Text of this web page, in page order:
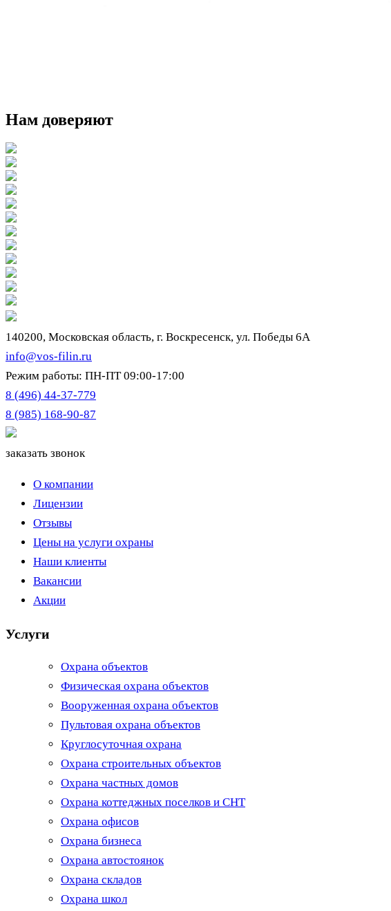
Нам доверяют
140200, Московская область, г. Воскресенск, ул. Победы 6А
info@vos-filin.ru
Режим работы: ПН-ПТ 09:00-17:00
8 (496) 44-37-779
8 (985) 168-90-87
заказать звонок
О компании
Лицензии
Отзывы
Цены на услуги охраны
Наши клиенты
Вакансии
Акции
Услуги
Охрана объектов
Физическая охрана объектов
Вооруженная охрана объектов
Пультовая охрана объектов
Круглосуточная охрана
Охрана строительных объектов
Охрана частных домов
Охрана коттеджных поселков и СНТ
Охрана офисов
Охрана бизнеса
Охрана автостоянок
Охрана складов
Охрана школ